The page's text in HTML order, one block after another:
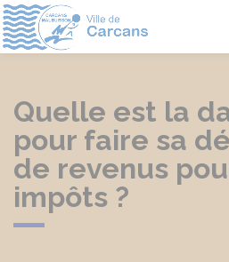
Quelle est la
pour faire sa
de revenus
impôts ?